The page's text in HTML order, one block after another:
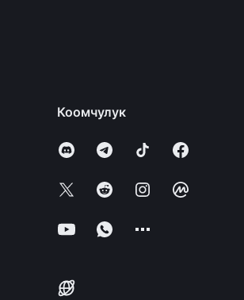
Коомчулук